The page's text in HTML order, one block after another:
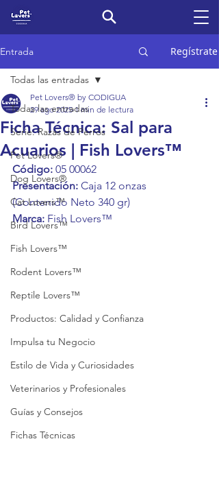
Entrada Regístrate
Todas las entradas
Serie: Razas de Perros
Pet Lovers®
Dog Lovers®
Cat Lovers™
Bird Lovers™
Fish Lovers™
Rodent Lovers™
Reptile Lovers™
Productos: Calidad y Confianza
Impulsa tu Negocio
Estilo de Vida y Curiosidades
Veterinarios y Profesionales
Guías y Consejos
Fichas Técnicas
Todas las entradas
Ficha Técnica: Sal para
Acuarios | Fish Lovers™
Pet Lovers® by CODIGUA
29 ago 2025 1 min de lectura
Código: 05 00062
Presentación: Caja 12 onzas
(Contenido Neto 340 gr)
Marca: Fish Lovers™